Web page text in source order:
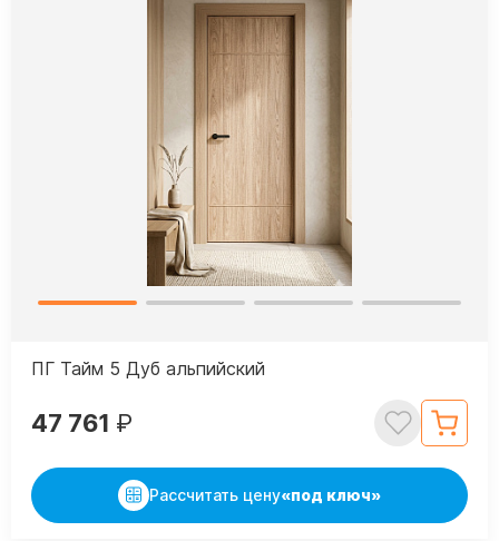
ПГ Тайм 5 Дуб альпийский
47 761 ₽
Рассчитать цену«под ключ»